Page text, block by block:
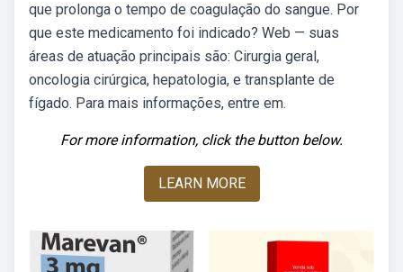
que prolonga o tempo de coagulação do sangue. Por
que este medicamento foi indicado? Web — suas
áreas de atuação principais são: Cirurgia geral,
oncologia cirúrgica, hepatologia, e transplante de
fígado. Para mais informações, entre em.
For more information, click the button below.
LEARN MORE